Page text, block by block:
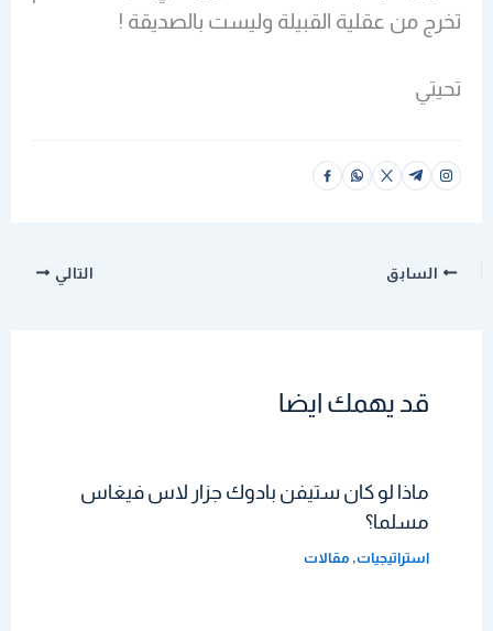
تخرج من عقلية القبيلة وليست بالصديقة !
تحيتي
السابق التالي
قد يهمك ايضا
ماذا لو كان ستيفن بادوك جزار لاس فيغاس
مسلما؟
استراتيجيات, مقالات